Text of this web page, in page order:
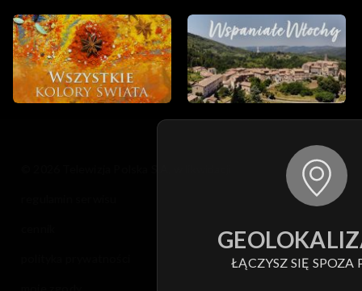
ŁĄCZYSZ SIĘ SPOZA